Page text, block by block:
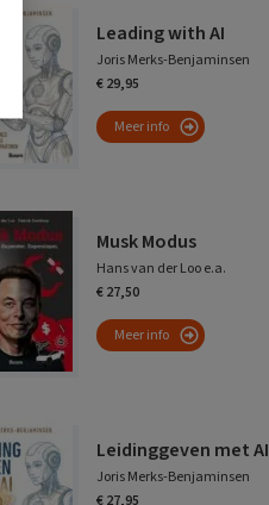
Leading with AI
Joris Merks-Benjaminsen
€ 29,95
Meer info
Musk Modus
Hans van der Loo e.a.
€ 27,50
Meer info
Leidinggeven met AI
Joris Merks-Benjaminsen
€ 27,95